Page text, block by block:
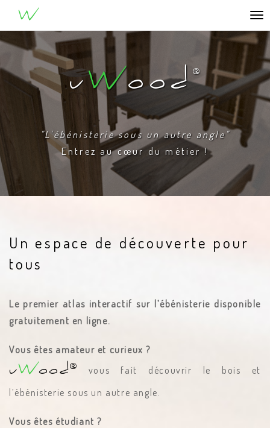
uW
uWood®
"L'ébénisterie sous un autre angle"
Entrez au cœur du métier !
Un espace de découverte pour
tous
Le premier atlas interactif sur l’ébénisterie disponible
gratuitement en ligne.
Vous êtes amateur et curieux ?
uWood® vous fait découvrir le bois et
l’ébénisterie sous un autre angle.
Vous êtes étudiant ?